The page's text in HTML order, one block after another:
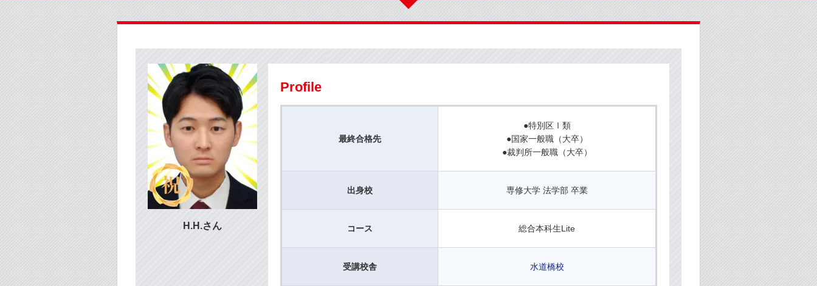
H.H.さん
Profile
最終合格先
●特別区Ⅰ類
●国家一般職（大卒）
●裁判所一般職（大卒）
出身校 専修大学 法学部 卒業
コース 総合本科生Lite
受講校舎 水道橋校